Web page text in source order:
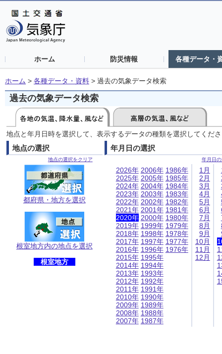
ホーム 防災情報 各種データ・
ホーム > 各種データ・資料 > 過去の気象データ検索
過去の気象データ検索
地点と年月日時を選択して、表示するデータの種類を選択してくだ
地点の選択
地点の選択をクリア
都府県・地方を選択
根室地方内の地点を選択
根室地方
年月日の選択
年月日
2026年
2025年
2024年
2023年
2022年
2021年
2020年
2019年
2018年
2017年
2016年
2015年
2014年
2013年
2012年
2011年
2010年
2009年
2008年
2007年
2006年
2005年
2004年
2003年
2002年
2001年
2000年
1999年
1998年
1997年
1996年
1995年
1994年
1993年
1992年
1991年
1990年
1989年
1988年
1987年
1986年
1985年
1984年
1983年
1982年
1981年
1980年
1979年
1978年
1977年
1976年
1月
2月
3月
4月
5月
6月
7月
8月
9月
10月
11月
12月